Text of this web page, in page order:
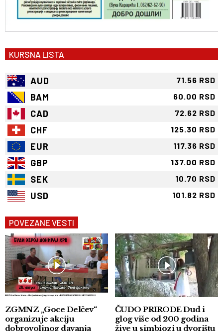
KURSNA LISTA
AUD 71.56 RSD
BAM 60.00 RSD
CAD 72.62 RSD
CHF 125.30 RSD
EUR 117.36 RSD
GBP 137.00 RSD
SEK 10.70 RSD
USD 101.82 RSD
POVEZANE VESTI
ZGMNZ „Goce Delčev“
organizuje akciju
dobrovoljnog davanja
ČUDO PRIRODE Dud i
glog više od 200 godina
žive u simbiozi u dvorištu